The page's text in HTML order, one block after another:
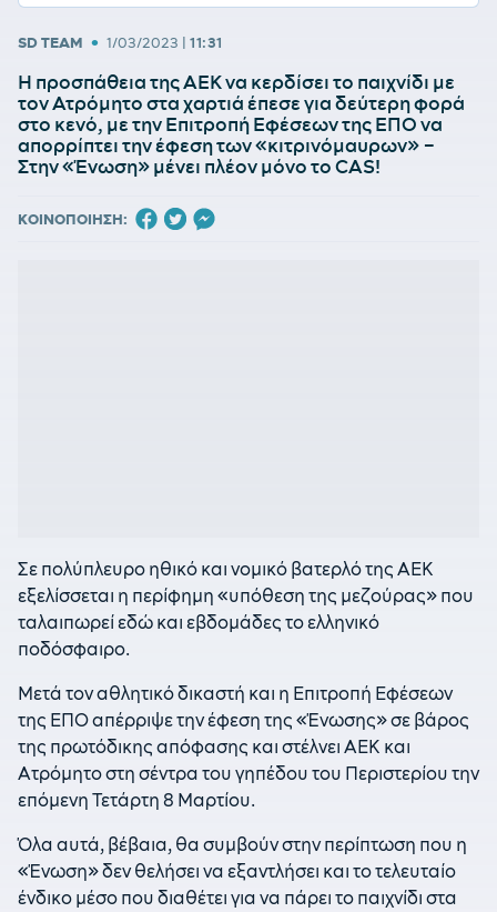
SD TEAM • 1/03/2023 | 11:31
Η προσπάθεια της ΑΕΚ να κερδίσει το παιχνίδι με
τον Ατρόμητο στα χαρτιά έπεσε για δεύτερη φορά
στο κενό, με την Επιτροπή Εφέσεων της ΕΠΟ να
απορρίπτει την έφεση των «κιτρινόμαυρων» –
Στην «Ένωση» μένει πλέον μόνο το CAS!
ΚΟΙΝΟΠΟΙΗΣΗ:
Σε πολύπλευρο ηθικό και νομικό βατερλό της ΑΕΚ
εξελίσσεται η περίφημη «υπόθεση της μεζούρας» που
ταλαιπωρεί εδώ και εβδομάδες το ελληνικό
ποδόσφαιρο.
Μετά τον αθλητικό δικαστή και η Επιτροπή Εφέσεων
της ΕΠΟ απέρριψε την έφεση της «Ένωσης» σε βάρος
της πρωτόδικης απόφασης και στέλνει ΑΕΚ και
Ατρόμητο στη σέντρα του γηπέδου του Περιστερίου την
επόμενη Τετάρτη 8 Μαρτίου.
Όλα αυτά, βέβαια, θα συμβούν στην περίπτωση που η
«Ένωση» δεν θελήσει να εξαντλήσει και το τελευταίο
ένδικο μέσο που διαθέτει για να πάρει το παιχνίδι στα